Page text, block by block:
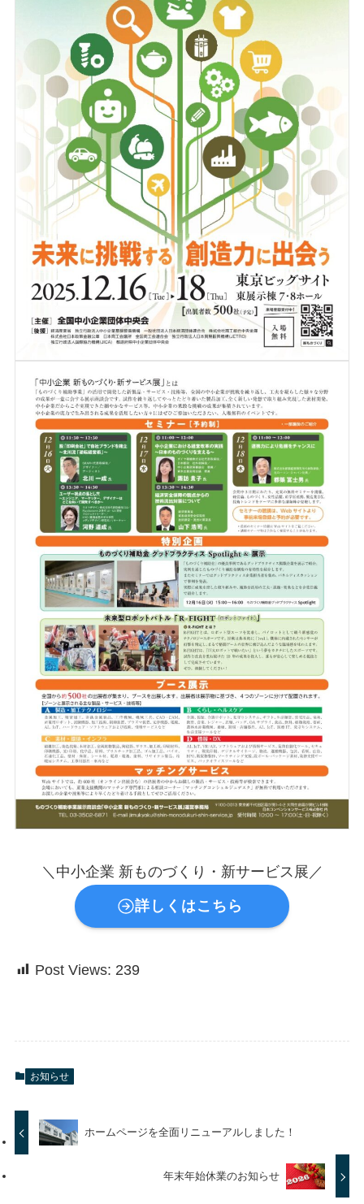
＼中小企業 新ものづくり・新サービス展／
詳しくはこちら
Post Views: 239
お知らせ
ホームページを全面リニューアルしました！
年末年始休業のお知らせ